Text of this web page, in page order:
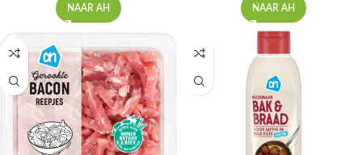
NAAR AH NAAR AH